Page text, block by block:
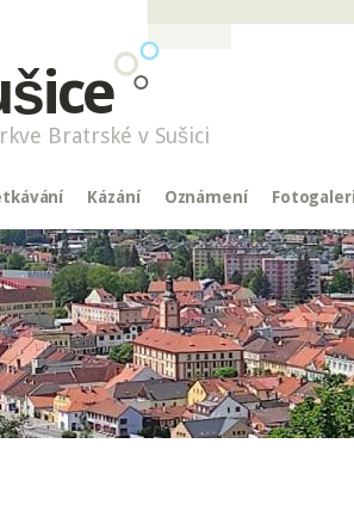
Bratrské v Sušici
Kázání Oznámení